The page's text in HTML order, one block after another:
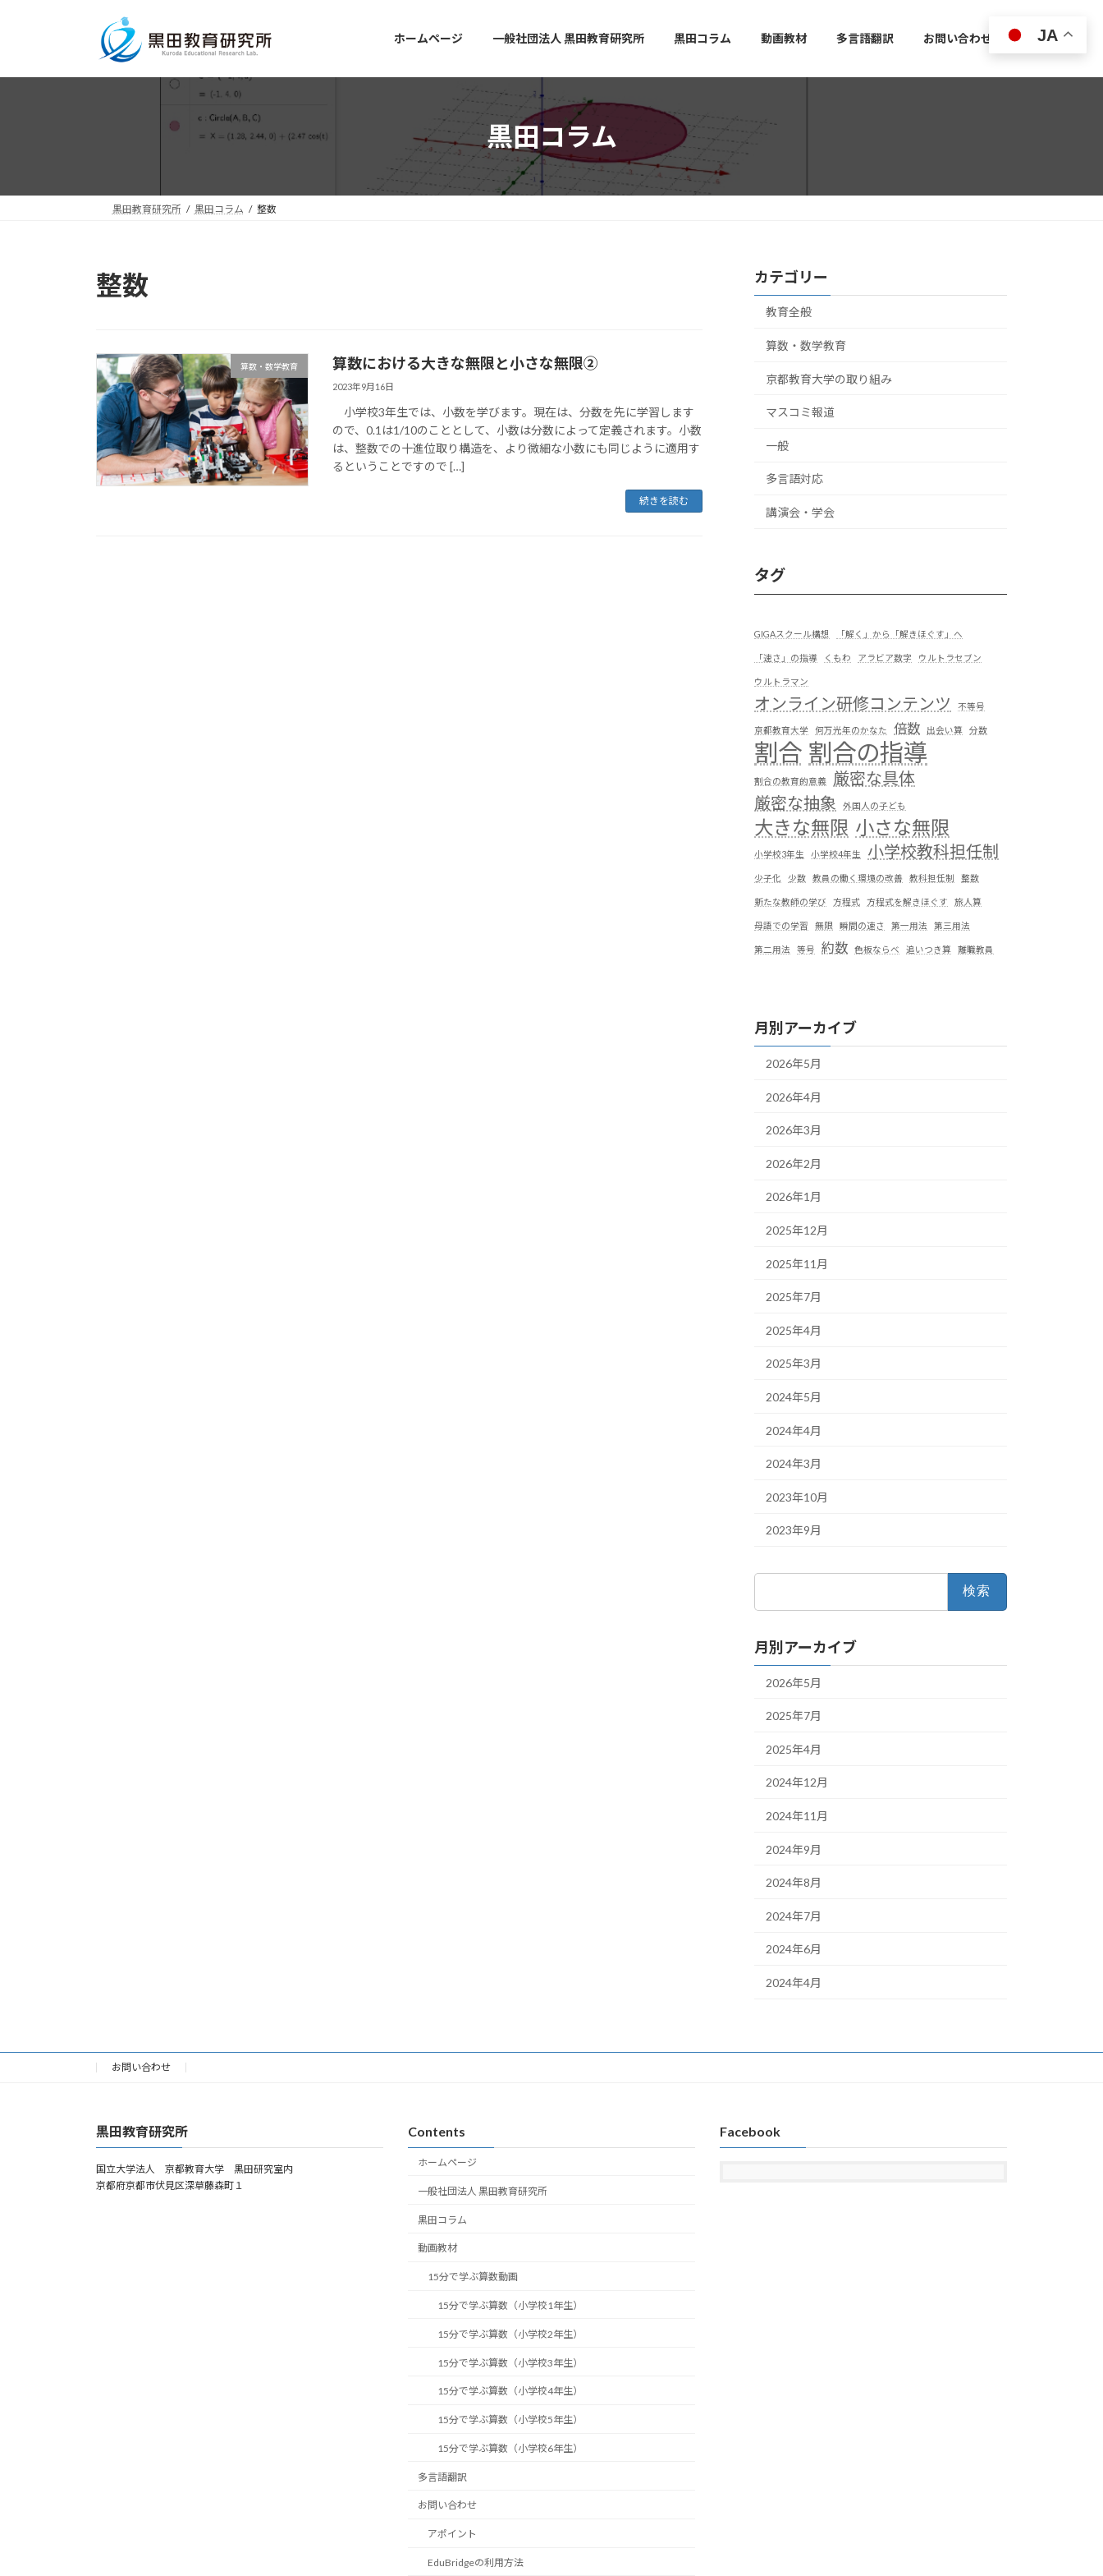
ホームページ 一般社団法人 黒田教育研究所 黒田コラム 動画教材 多言語翻訳 お問い合わせ
黒田コラム
黒田教育研究所 黒田コラム 整数
整数
算数・数学教育 算数における大きな無限と小さな無限②
2023年9月16日
小学校3年生では、小数を学びます。現在は、分数を先に学習します
ので、0.1は1/10のこととして、小数は分数によって定義されます。小数
は、整数での十進位取り構造を、より微細な小数にも同じように適用す
るということですので […]
続きを読む
カテゴリー
教育全般
算数・数学教育
京都教育大学の取り組み
マスコミ報道
一般
多言語対応
講演会・学会
タグ
GIGAスクール構想 「解く」から「解きほぐす」へ
「速さ」の指導 くもわ アラビア数字 ウルトラセブン
ウルトラマン
オンライン研修コンテンツ 不等号
京都教育大学 何万光年のかなた 倍数 出会い算 分数
割合 割合の指導
割合の教育的意義
厳密な具体
厳密な抽象
外国人の子ども
大きな無限 小さな無限
小学校3年生 小学校4年生 小学校教科担任制
少子化 少数 教員の働く環境の改善 教科担任制 整数
新たな教師の学び 方程式 方程式を解きほぐす 旅人算
母語での学習 無限 瞬間の速さ 第一用法 第三用法
第二用法 等号 約数 色板ならべ 追いつき算 離職教員
月別アーカイブ
2026年5月
2026年4月
2026年3月
2026年2月
2026年1月
2025年12月
2025年11月
2025年7月
2025年4月
2025年3月
2024年5月
2024年4月
2024年3月
2023年10月
2023年9月
月別アーカイブ
2026年5月
2025年7月
2025年4月
2024年12月
2024年11月
2024年9月
2024年8月
2024年7月
2024年6月
2024年4月
お問い合わせ
黒田教育研究所
国立大学法人 京都教育大学 黒田研究室内
京都府京都市伏見区深草藤森町１
Contents
ホームページ
一般社団法人 黒田教育研究所
黒田コラム
動画教材
15分で学ぶ算数動画
15分で学ぶ算数（小学校1年生）
15分で学ぶ算数（小学校2年生）
15分で学ぶ算数（小学校3年生）
15分で学ぶ算数（小学校4年生）
15分で学ぶ算数（小学校5年生）
15分で学ぶ算数（小学校6年生）
多言語翻訳
お問い合わせ
アポイント
EduBridgeの利用方法
Facebook
JA